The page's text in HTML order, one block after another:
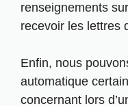
renseignements
recevoir les lettres
Enfin, nous
automatique
concernant lors